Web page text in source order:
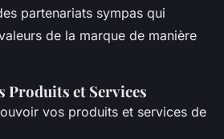
partenariats sympas qui
de la marque de manière
Produits et Services
vos produits et services de